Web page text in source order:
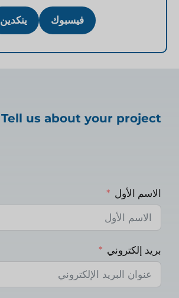
فيسبوك ينكدين
Tell us about your project
الاسم الأول
بريد إلكتروني